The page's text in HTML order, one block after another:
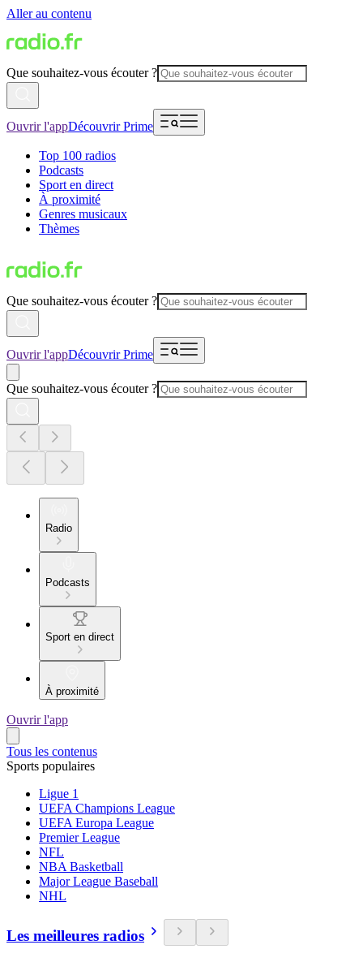
Aller au contenu
Que souhaitez-vous écouter ?
Ouvrir l'appDécouvrir Prime
Top 100 radios
Podcasts
Sport en direct
À proximité
Genres musicaux
Thèmes
Que souhaitez-vous écouter ?
Ouvrir l'appDécouvrir Prime
Que souhaitez-vous écouter ?
Radio
Podcasts
Sport en direct
À proximité
Ouvrir l'app
Tous les contenus
Sports populaires
Ligue 1
UEFA Champions League
UEFA Europa League
Premier League
NFL
NBA Basketball
Major League Baseball
NHL
Les meilleures radios